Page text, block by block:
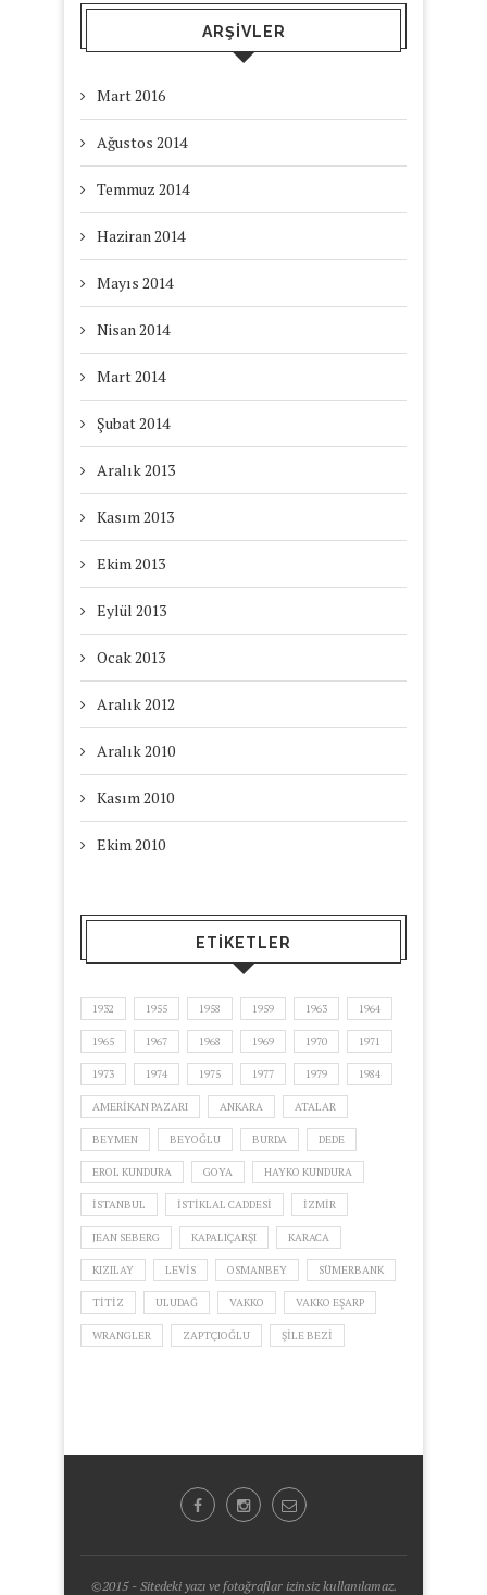
ARŞIVLER
Mart 2016
Ağustos 2014
Temmuz 2014
Haziran 2014
Mayıs 2014
Nisan 2014
Mart 2014
Şubat 2014
Aralık 2013
Kasım 2013
Ekim 2013
Eylül 2013
Ocak 2013
Aralık 2012
Aralık 2010
Kasım 2010
Ekim 2010
ETIKETLER
1932 1955 1958 1959 1963 1964
1965 1967 1968 1969 1970 1971
1973 1974 1975 1977 1979 1984
AMERIKAN PAZARI ANKARA ATALAR
BEYMEN BEYOĞLU BURDA DEDE
EROL KUNDURA GOYA HAYKO KUNDURA
ISTANBUL ISTIKLAL CADDESI IZMIR
JEAN SEBERG KAPALIÇARŞI KARACA
KIZILAY LEVIS OSMANBEY SÜMERBANK
TITIZ ULUDAĞ VAKKO VAKKO EŞARP
WRANGLER ZAPTÇIOĞLU ŞILE BEZI
©2015 - Sitedeki yazı ve fotoğraflar izinsiz kullanılamaz.